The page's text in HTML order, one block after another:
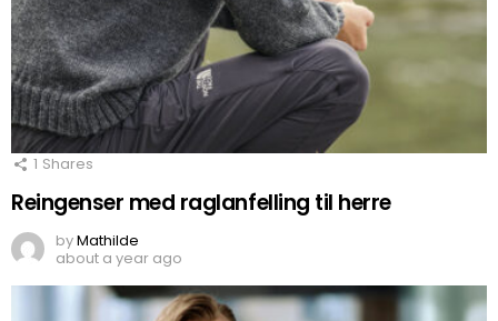
1 Shares
Reingenser med raglanfelling til herre
byMathilde
about a year ago